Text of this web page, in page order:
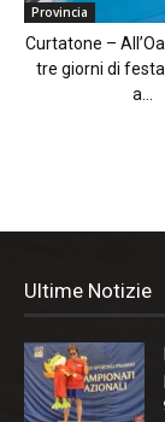
Provincia
Curtatone –
tre giorni di
a...
Ultime Notizie